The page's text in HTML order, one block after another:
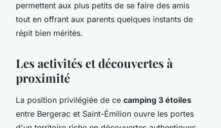
permettent aux plus petits de se faire des amis
tout en offrant aux parents quelques instants de
répit bien mérités.
Les activités et découvertes à
proximité
La position privilégiée de ce camping 3 étoiles
entre Bergerac et Saint-Émilion ouvre les portes